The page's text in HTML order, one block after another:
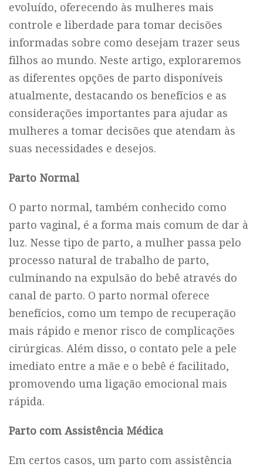
evoluído, oferecendo às mulheres mais
controle e liberdade para tomar decisões
informadas sobre como desejam trazer seus
filhos ao mundo. Neste artigo, exploraremos
as diferentes opções de parto disponíveis
atualmente, destacando os benefícios e as
considerações importantes para ajudar as
mulheres a tomar decisões que atendam às
suas necessidades e desejos.
Parto Normal
O parto normal, também conhecido como
parto vaginal, é a forma mais comum de dar à
luz. Nesse tipo de parto, a mulher passa pelo
processo natural de trabalho de parto,
culminando na expulsão do bebê através do
canal de parto. O parto normal oferece
benefícios, como um tempo de recuperação
mais rápido e menor risco de complicações
cirúrgicas. Além disso, o contato pele a pele
imediato entre a mãe e o bebê é facilitado,
promovendo uma ligação emocional mais
rápida.
Parto com Assistência Médica
Em certos casos, um parto com assistência